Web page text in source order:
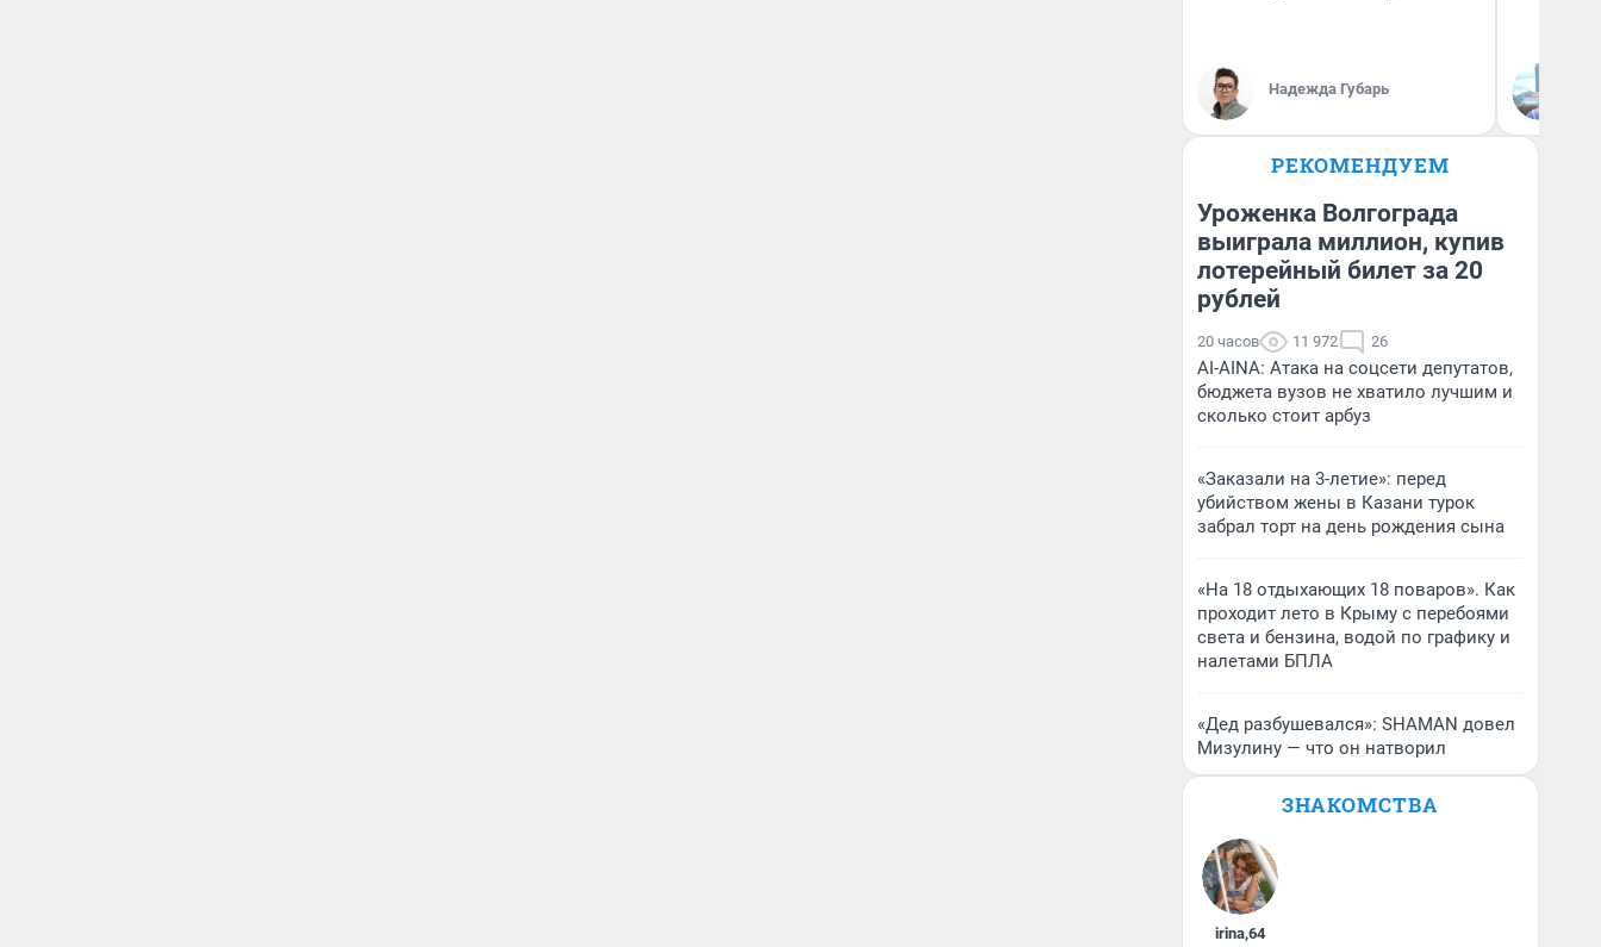
Надежда Губарь
РЕКОМЕНДУЕМ
Уроженка Волгограда
выиграла миллион, купив
лотерейный билет за 20
рублей
20 часов 11 972 26
AI-AINA: Атака на соцсети депутатов,
бюджета вузов не хватило лучшим и
сколько стоит арбуз
«Заказали на 3-летие»: перед
убийством жены в Казани турок
забрал торт на день рождения сына
«На 18 отдыхающих 18 поваров». Как
проходит лето в Крыму с перебоями
света и бензина, водой по графику и
налетами БПЛА
«Дед разбушевался»: SHAMAN довел
Мизулину — что он натворил
ЗНАКОМСТВА
irina,64